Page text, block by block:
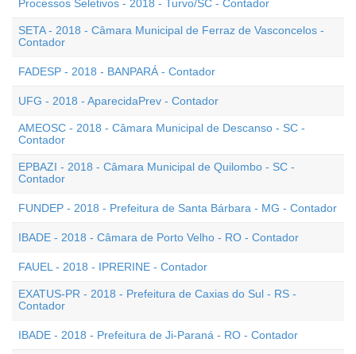
Processos Seletivos - 2018 - Turvo/SC - Contador
SETA - 2018 - Câmara Municipal de Ferraz de Vasconcelos -
Contador
FADESP - 2018 - BANPARÁ - Contador
UFG - 2018 - AparecidaPrev - Contador
AMEOSC - 2018 - Câmara Municipal de Descanso - SC -
Contador
EPBAZI - 2018 - Câmara Municipal de Quilombo - SC -
Contador
FUNDEP - 2018 - Prefeitura de Santa Bárbara - MG - Contador
IBADE - 2018 - Câmara de Porto Velho - RO - Contador
FAUEL - 2018 - IPRERINE - Contador
EXATUS-PR - 2018 - Prefeitura de Caxias do Sul - RS -
Contador
IBADE - 2018 - Prefeitura de Ji-Paraná - RO - Contador